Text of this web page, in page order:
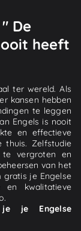
De
heeft
ter wereld. Als
kansen hebben
te leggen
Engels is nooit
en effectieve
thuis. Zelfstudie
vergroten en
van het
gratis je Engelse
en kwalitatieve
je je Engelse